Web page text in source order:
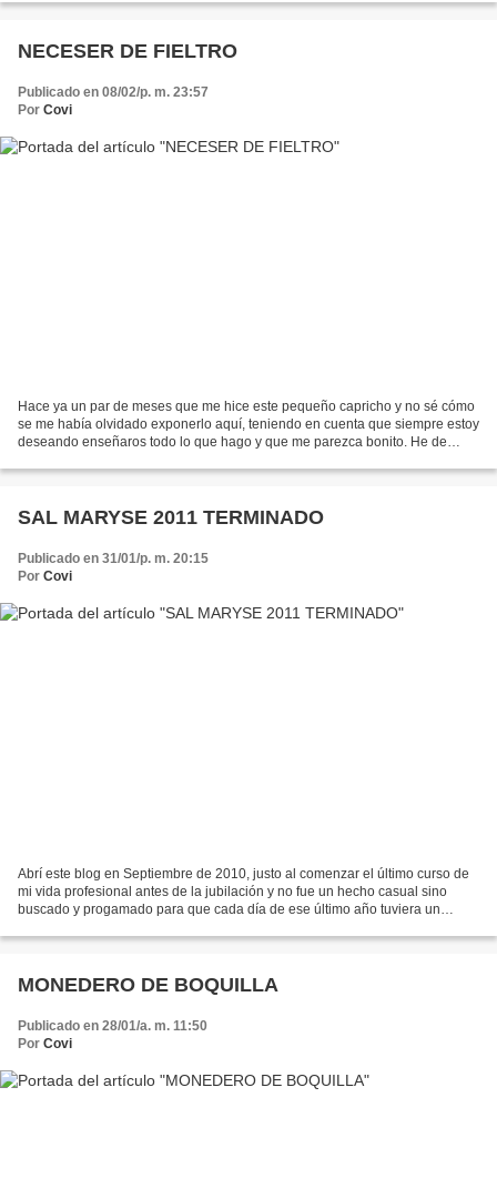
NECESER DE FIELTRO
Publicado en 08/02/p. m. 23:57
Por Covi
Hace ya un par de meses que me hice este pequeño capricho y no sé cómo
se me había olvidado exponerlo aquí, teniendo en cuenta que siempre estoy
deseando enseñaros todo lo que hago y que me parezca bonito. He de
SAL MARYSE 2011 TERMINADO
Publicado en 31/01/p. m. 20:15
Por Covi
Abrí este blog en Septiembre de 2010, justo al comenzar el último curso de
mi vida profesional antes de la jubilación y no fue un hecho casual sino
buscado y progamado para que cada día de ese último año tuviera un
MONEDERO DE BOQUILLA
Publicado en 28/01/a. m. 11:50
Por Covi